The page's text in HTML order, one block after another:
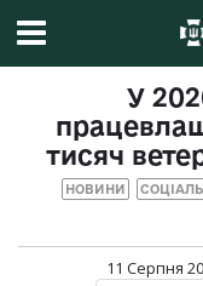
У
тисяч
НОВИНИ
11 Серпня